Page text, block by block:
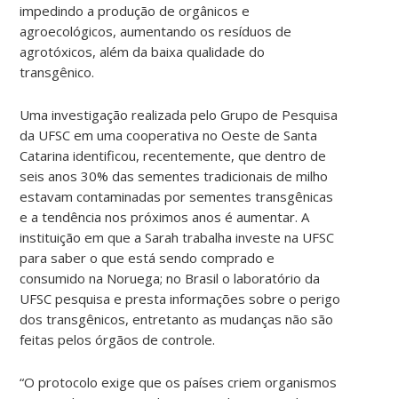
impedindo a produção de orgânicos e
agroecológicos, aumentando os resíduos de
agrotóxicos, além da baixa qualidade do
transgênico.
Uma investigação realizada pelo Grupo de Pesquisa
da UFSC em uma cooperativa no Oeste de Santa
Catarina identificou, recentemente, que dentro de
seis anos 30% das sementes tradicionais de milho
estavam contaminadas por sementes transgênicas
e a tendência nos próximos anos é aumentar. A
instituição em que a Sarah trabalha investe na UFSC
para saber o que está sendo comprado e
consumido na Noruega; no Brasil o laboratório da
UFSC pesquisa e presta informações sobre o perigo
dos transgênicos, entretanto as mudanças não são
feitas pelos órgãos de controle.
“O protocolo exige que os países criem organismos